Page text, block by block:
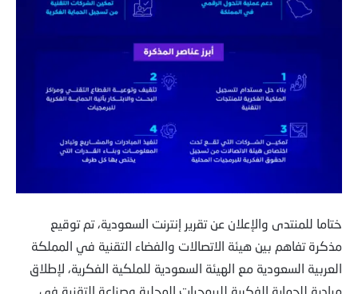
ختاما للمنتدى والإعلان عن تقرير إنترنت السعودية، تم توقيع
مذكرة تفاهم بين هيئة الاتصالات والفضاء التقنية في المملكة
العربية السعودية مع الهيئة السعودية للملكية الفكرية، لإطلاق
مبادرة للحماية الفكرية للبرمجيات المحلية وصناعة التقنية في